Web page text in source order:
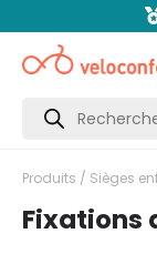
Recherche
produits
Produits / Sièges